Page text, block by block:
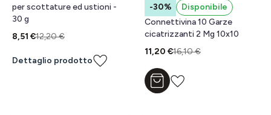
per scottature ed ustioni -
30 g
8,51 €12,20 €
Dettaglio prodotto
-30%
Disponibile
Connettivina 10 Garze
cicatrizzanti 2 Mg 10x10
11,20 €16,10 €
Aggiungi al carrello